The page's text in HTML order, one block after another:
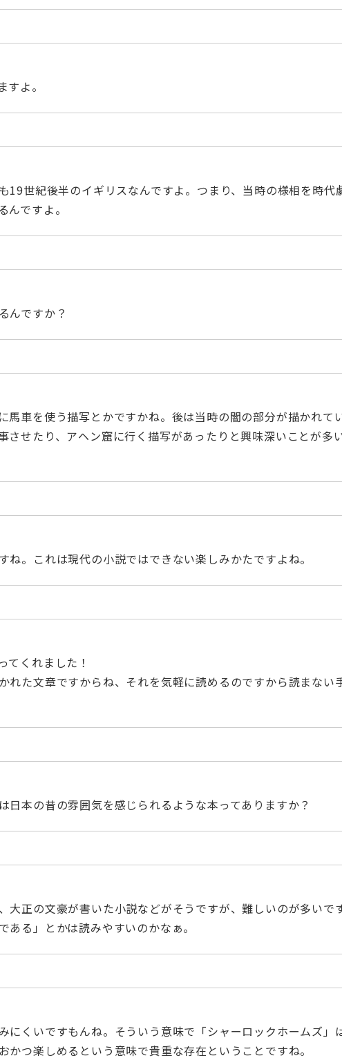
よ。
19世紀後半のイギリスなんですよ。つまり、当時の様相を時代
ですよ。
んですか？
馬車を使う描写とかですかね。後は当時の闇の部分が描かれて
させたり、アヘン窟に行く描写があったりと興味深いことが多
ね。これは現代の小説ではできない楽しみかたですよね。
てくれました！
れた文章ですからね、それを気軽に読めるのですから読まない
日本の昔の雰囲気を感じられるような本ってありますか？
大正の文豪が書いた小説などがそうですが、難しいのが多いで
ある」とかは読みやすいのかなぁ。
にくいですもんね。そういう意味で「シャーロックホームズ」
かつ楽しめるという意味で貴重な存在ということですね。